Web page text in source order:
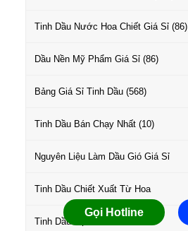
Tinh Dầu Nước Hoa Chiết Giá Sỉ (86)
Dầu Nền Mỹ Phẩm Giá Sỉ (86)
Bảng Giá Sỉ Tinh Dầu (568)
Tinh Dầu Bán Chạy Nhất (10)
Nguyên Liệu Làm Dầu Gió Giá Sỉ
Tinh Dầu Chiết Xuất Từ Hoa
Tinh Dầu Họ Gỗ Giá Sỉ
Gọi Hotline